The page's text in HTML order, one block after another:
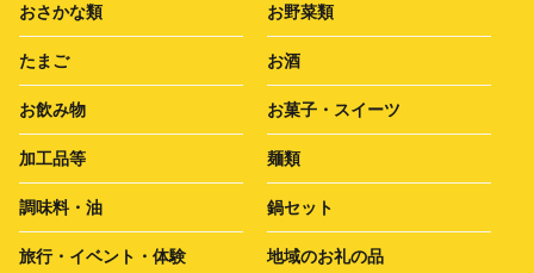
おさかな類 お野菜類
たまご お酒
お飲み物 お菓子・スイーツ
加工品等 麺類
調味料・油 鍋セット
旅行・イベント・体験 地域のお礼の品